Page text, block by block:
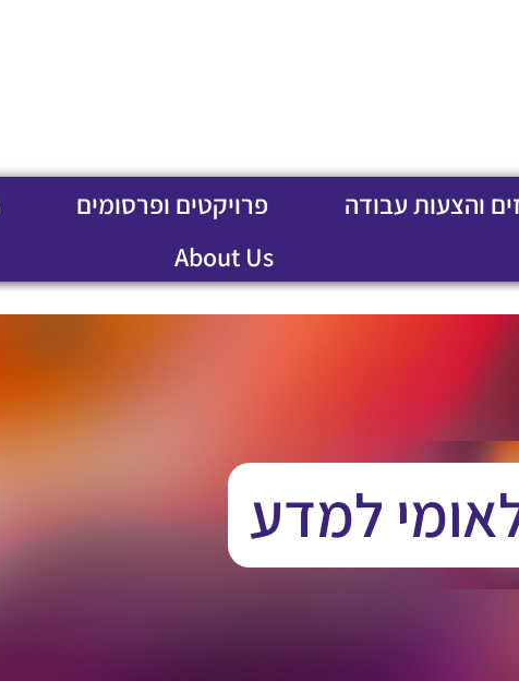
והצעות עבודה פרויקטים ופרסומים
About Us
למדע